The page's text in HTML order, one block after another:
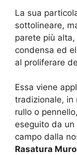
La sua
sottolineare,
parete più
condensa ed
al proliferare
Essa viene
tradizionale, in
rullo o
eseguito da
campo dalla
Rasatura